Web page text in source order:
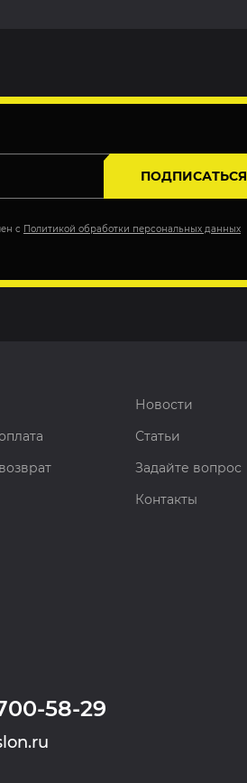
ПОДПИСАТЬСЯ
с Политикой обработки персональных данных
Новости
Статьи
Задайте вопрос
Контакты
58-29